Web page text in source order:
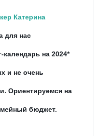
Катерина
для нас
на 2024*
и не очень
Ориентируемся на
бюджет.